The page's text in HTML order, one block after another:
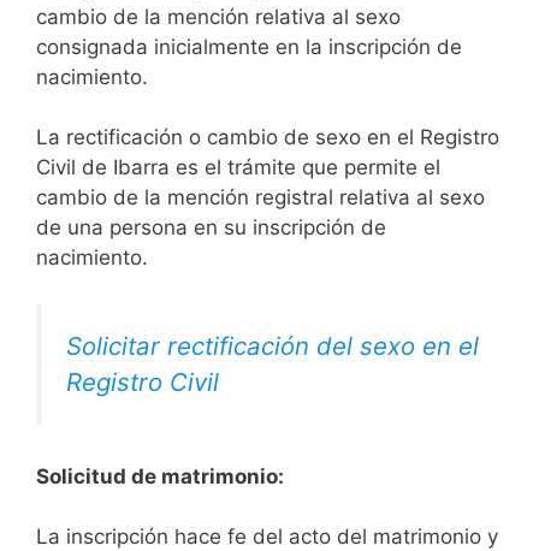
cambio de la mención relativa al sexo
consignada inicialmente en la inscripción de
nacimiento.
La rectificación o cambio de sexo en el Registro
Civil de Ibarra es el trámite que permite el
cambio de la mención registral relativa al sexo
de una persona en su inscripción de
nacimiento.
Solicitar rectificación del sexo en el
Registro Civil
Solicitud de matrimonio:
La inscripción hace fe del acto del matrimonio y